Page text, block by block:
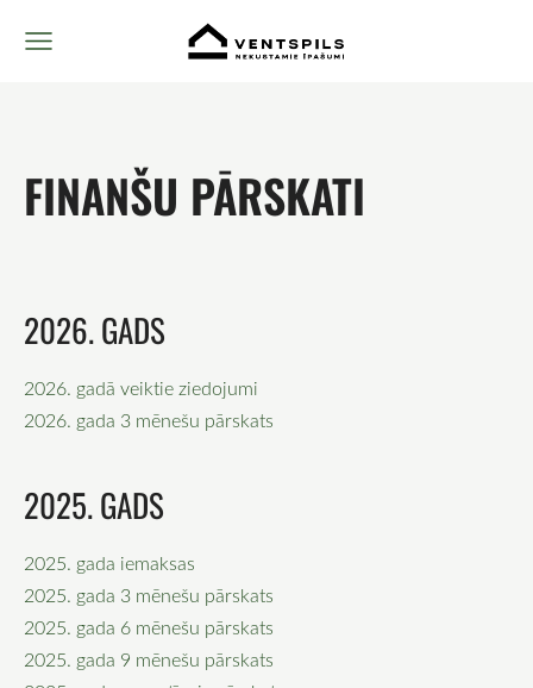
FINANŠU PĀRSKATI
2026. GADS
2026. gadā veiktie ziedojumi
2026. gada 3 mēnešu pārskats
2025. GADS
2025. gada iemaksas
2025. gada 3 mēnešu pārskats
2025. gada 6 mēnešu pārskats
2025. gada 9 mēnešu pārskats